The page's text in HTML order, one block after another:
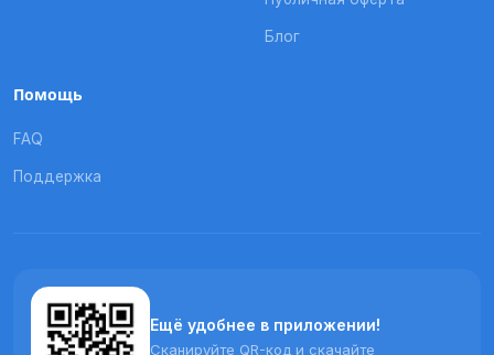
Блог
Помощь
FAQ
Поддержка
Ещё удобнее в приложении!
Сканируйте QR-код и скачайте